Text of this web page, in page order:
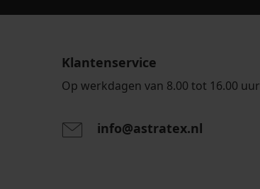
ID
€
Klantenservice
Op werkdagen van 8.00 tot 16.00 uur
info@astratex.nl